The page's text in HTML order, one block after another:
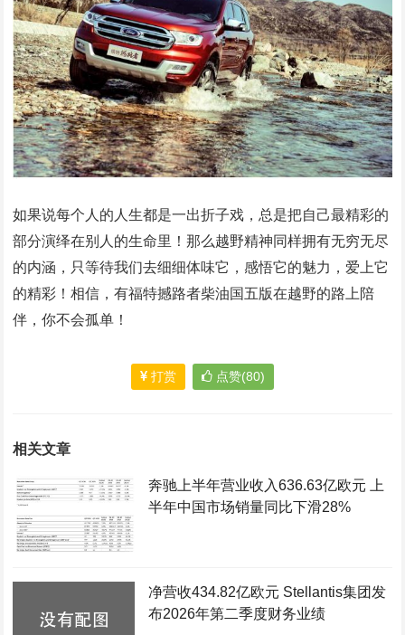
如果说每个人的人生都是一出折子戏，总是把自己最精彩的
部分演绎在别人的生命里！那么越野精神同样拥有无穷无尽
的内涵，只等待我们去细细体味它，感悟它的魅力，爱上它
的精彩！相信，有福特撼路者柴油国五版在越野的路上陪
伴，你不会孤单！
打赏 点赞(80)
相关文章
奔驰上半年营业收入636.63亿欧元 上
半年中国市场销量同比下滑28%
净营收434.82亿欧元 Stellantis集团发
布2026年第二季度财务业绩